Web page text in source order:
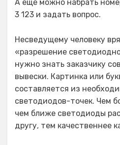
А еще можно набрать
3 123 и задать вопрос.
Несведущему человеку
«разрешение
нужно знать заказчику
вывески. Картинка или
составляется из
светодиодов-точек. Чем
чем ближе светодиоды
другу, тем качественнее